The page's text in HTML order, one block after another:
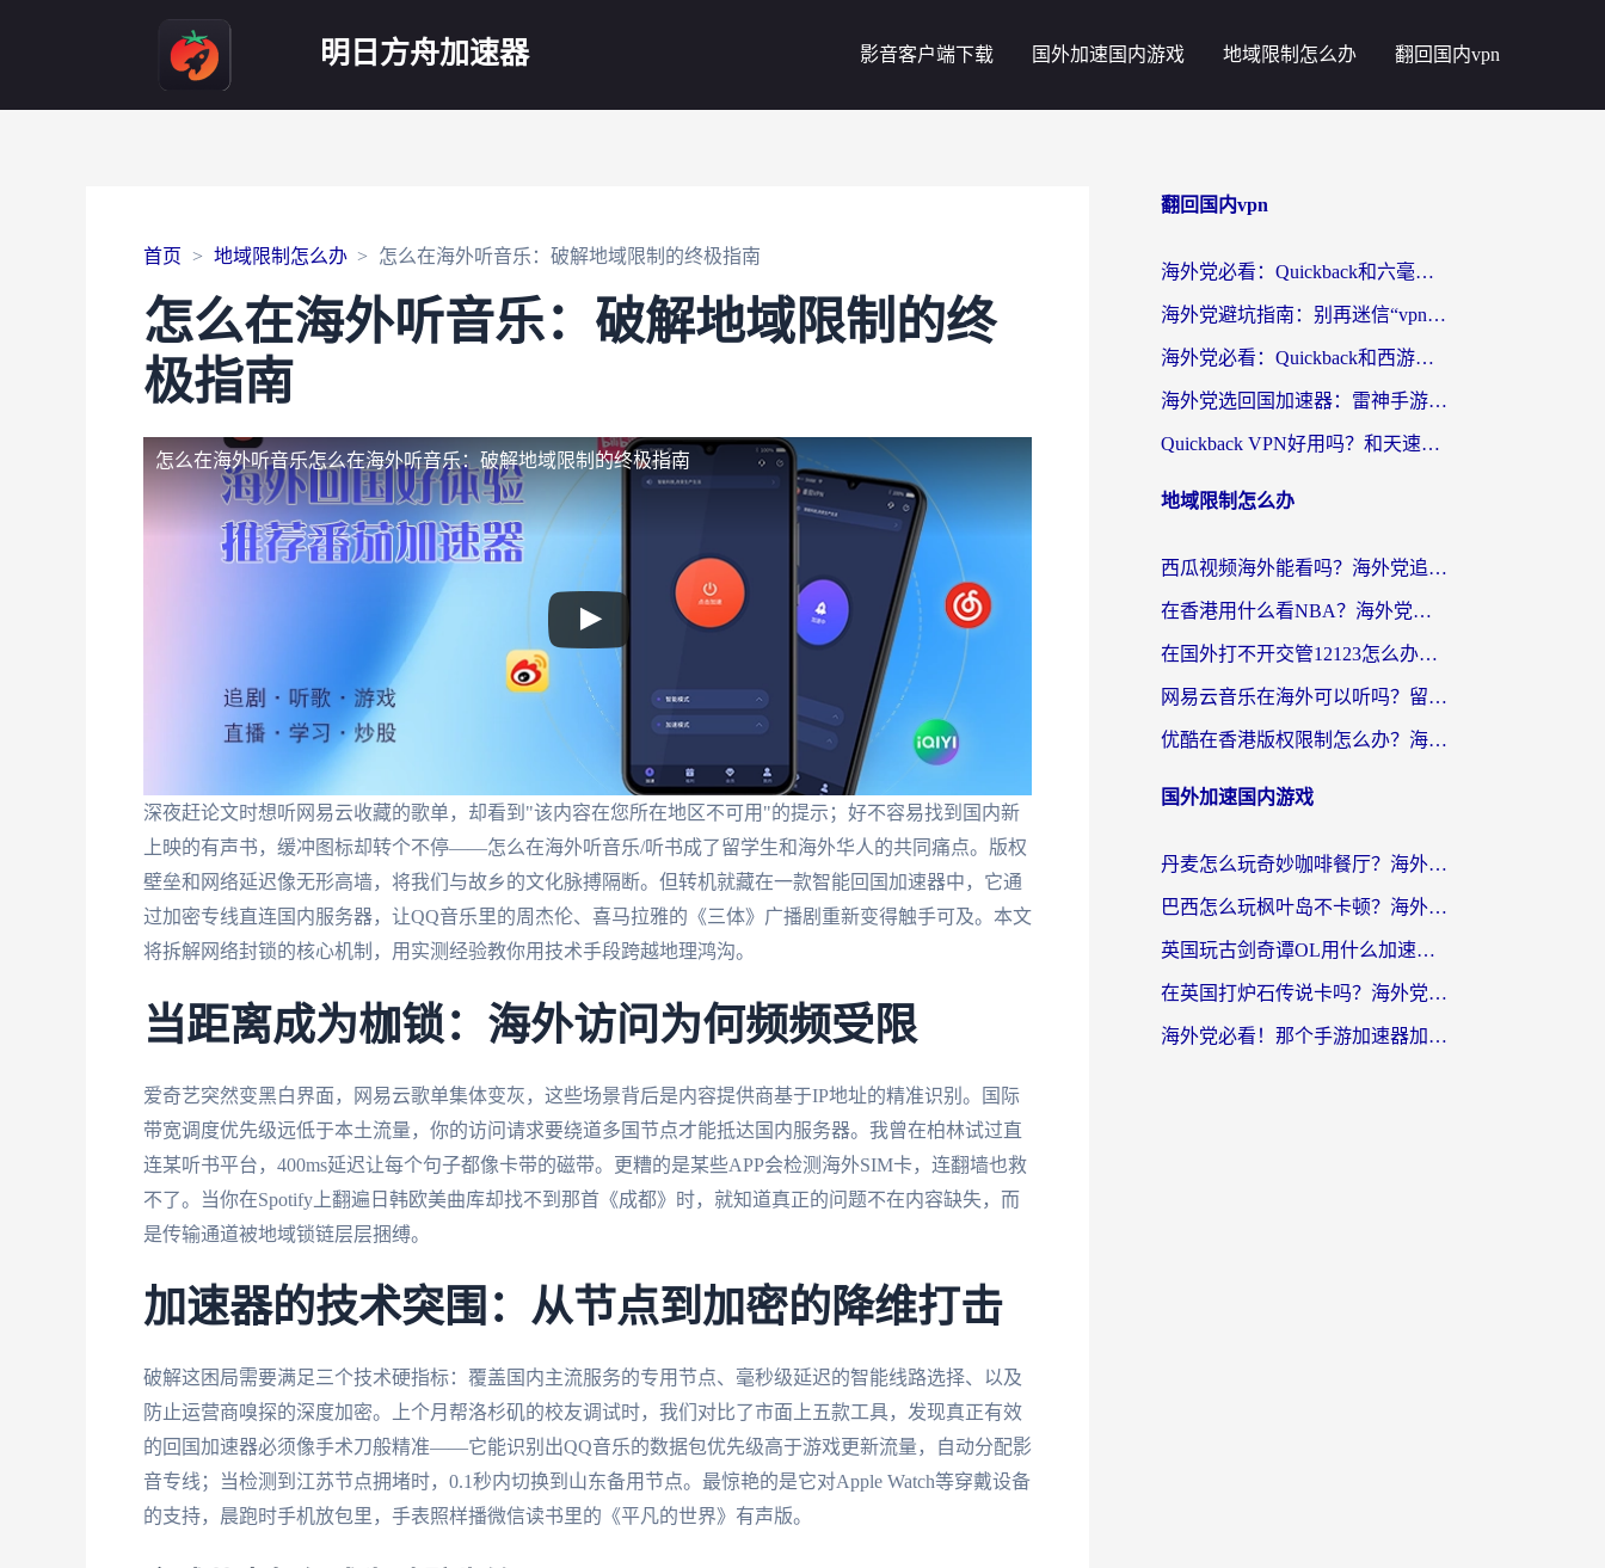
明日方舟加速器 影音客户端下载 国外加速国内游戏 地域限制怎么办 翻回国内vpn
首页 地域限制怎么办 怎么在海外听音乐：破解地域限制的终极指南
怎么在海外听音乐：破解地域限制的终
极指南
怎么在海外听音乐怎么在海外听音乐：破解地域限制的终极指南
深夜赶论文时想听网易云收藏的歌单，却看到"该内容在您所在地区不可用"的提示；好不容易找到国内新
上映的有声书，缓冲图标却转个不停——怎么在海外听音乐/听书成了留学生和海外华人的共同痛点。版权
壁垒和网络延迟像无形高墙，将我们与故乡的文化脉搏隔断。但转机就藏在一款智能回国加速器中，它通
过加密专线直连国内服务器，让QQ音乐里的周杰伦、喜马拉雅的《三体》广播剧重新变得触手可及。本文
将拆解网络封锁的核心机制，用实测经验教你用技术手段跨越地理鸿沟。
当距离成为枷锁：海外访问为何频频受限
爱奇艺突然变黑白界面，网易云歌单集体变灰，这些场景背后是内容提供商基于IP地址的精准识别。国际
带宽调度优先级远低于本土流量，你的访问请求要绕道多国节点才能抵达国内服务器。我曾在柏林试过直
连某听书平台，400ms延迟让每个句子都像卡带的磁带。更糟的是某些APP会检测海外SIM卡，连翻墙也救
不了。当你在Spotify上翻遍日韩欧美曲库却找不到那首《成都》时，就知道真正的问题不在内容缺失，而
是传输通道被地域锁链层层捆缚。
加速器的技术突围：从节点到加密的降维打击
破解这困局需要满足三个技术硬指标：覆盖国内主流服务的专用节点、毫秒级延迟的智能线路选择、以及
防止运营商嗅探的深度加密。上个月帮洛杉矶的校友调试时，我们对比了市面上五款工具，发现真正有效
的回国加速器必须像手术刀般精准——它能识别出QQ音乐的数据包优先级高于游戏更新流量，自动分配影
音专线；当检测到江苏节点拥堵时，0.1秒内切换到山东备用节点。最惊艳的是它对Apple Watch等穿戴设备
的支持，晨跑时手机放包里，手表照样播微信读书里的《平凡的世界》有声版。
翻回国内vpn
海外党必看：Quickback和六毫秒好用吗？3步选对回国加速器，无缝刷国内剧玩游戏
海外党避坑指南：别再迷信“vpn 中国免费”，选对回国加速器才能无缝刷国内资源
海外党必看：Quickback和西游哪个好？3个维度教你选对回国加速器
海外党选回国加速器：雷神手游和云帆哪个好？附3组对比+避坑指南
Quickback VPN好用吗？和天速回国VPN对比哪个回国效果更好？海外党必看的真实体验指南
地域限制怎么办
西瓜视频海外能看吗？海外党追剧看片的终极解决方案来了
在香港用什么看NBA？海外党解锁国内体育直播的终极攻略
在国外打不开交管12123怎么办？海外华人必看的回国加速全攻略
网易云音乐在海外可以听吗？留学生亲测有效的回国加速方案
优酷在香港版权限制怎么办？海外党亲测有效的追剧加速方案
国外加速国内游戏
丹麦怎么玩奇妙咖啡餐厅？海外党国服游戏加速全攻略（附灌篮高手元气骑士实测）
巴西怎么玩枫叶岛不卡顿？海外玩家国服游戏加速器终极指南（含战双野兽领主提速秘籍）
英国玩古剑奇谭OL用什么加速器比较好？留学生亲测有效的国服游戏加速指南
在英国打炉石传说卡吗？海外党国服游戏不卡顿的终极指南
海外党必看！那个手游加速器加速放开那三国3最好？一篇解决国服游戏卡顿难题